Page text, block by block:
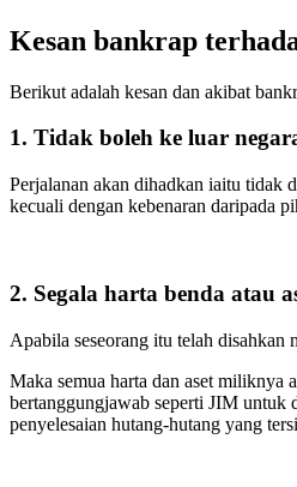
Kesan bankrap
Berikut adalah kesan dan akibat
1. Tidak boleh ke luar
Perjalanan akan dihadkan iaitu tidak
kecuali dengan kebenaran daripada
2. Segala harta benda atau
Apabila seseorang itu telah disahkan
Maka semua harta dan aset miliknya
bertanggungjawab seperti JIM untuk
penyelesaian hutang-hutang yang